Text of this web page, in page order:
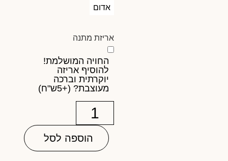
אדום
אריזת מתנה
החויה המושלמת!
להוסיף אריזה
יוקרתית וברכה
מעוצבת? (+5ש"ח)
הוספה לסל